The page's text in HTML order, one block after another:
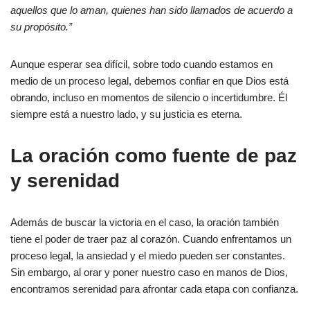
aquellos que lo aman, quienes han sido llamados de acuerdo a
su propósito.”
Aunque esperar sea difícil, sobre todo cuando estamos en
medio de un proceso legal, debemos confiar en que Dios está
obrando, incluso en momentos de silencio o incertidumbre. Él
siempre está a nuestro lado, y su justicia es eterna.
La oración como fuente de paz
y serenidad
Además de buscar la victoria en el caso, la oración también
tiene el poder de traer paz al corazón. Cuando enfrentamos un
proceso legal, la ansiedad y el miedo pueden ser constantes.
Sin embargo, al orar y poner nuestro caso en manos de Dios,
encontramos serenidad para afrontar cada etapa con confianza.